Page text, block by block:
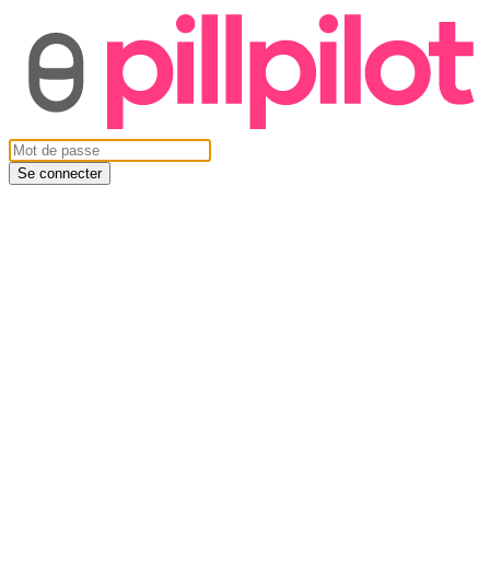
Se connecter